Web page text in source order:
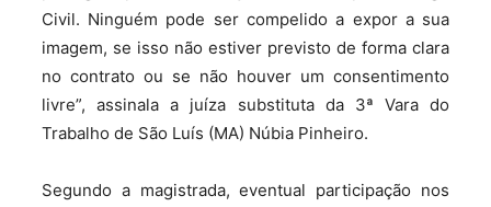
Civil. Ninguém pode ser compelido a expor a sua
imagem, se isso não estiver previsto de forma clara
no contrato ou se não houver um consentimento
livre”, assinala a juíza substituta da 3ª Vara do
Trabalho de São Luís (MA) Núbia Pinheiro.
Segundo a magistrada, eventual participação nos